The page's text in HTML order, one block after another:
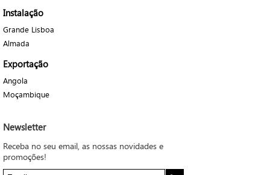
Instalação
Grande Lisboa
Almada
Exportação
Angola
Moçambique
Newsletter
Receba no seu email, as nossas novidades e
promoções!